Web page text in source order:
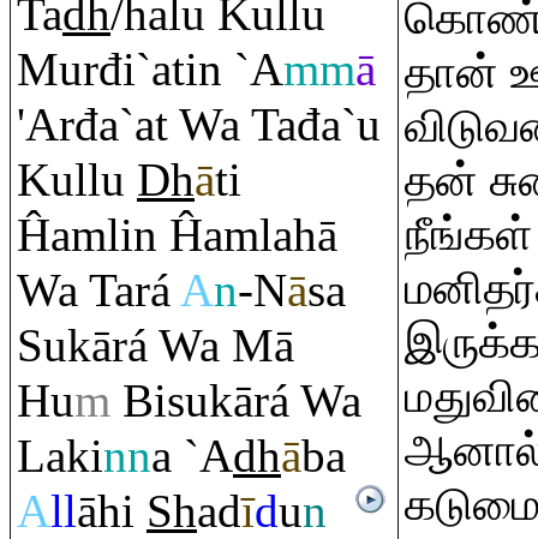
Tadh/halu Kullu
Murđi`atin `Ammā
'Arđa`at Wa Tađa`u
Kullu Dhāti
Ĥamlin Ĥamlahā
Wa TaráAn-Nāsa
Sukārá Wa Mā
Hum Bisukārá Wa
Lakinna `Adhāba
Allāhi Shadīdun
தான்
தன்
நீங்கள்